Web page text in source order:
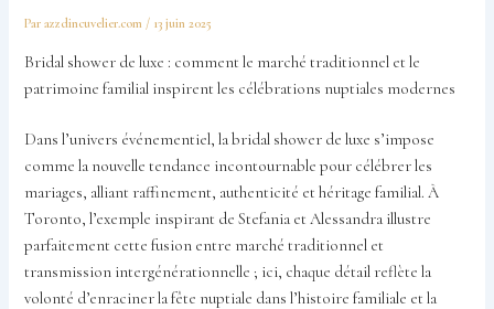
Parazzdincuvelier.com / 13 juin 2025
Bridal shower de luxe : comment le marché traditionnel et le
patrimoine familial inspirent les célébrations nuptiales modernes
Dans l’univers événementiel, la bridal shower de luxe s’impose
comme la nouvelle tendance incontournable pour célébrer les
mariages, alliant raffinement, authenticité et héritage familial. À
Toronto, l’exemple inspirant de Stefania et Alessandra illustre
parfaitement cette fusion entre marché traditionnel et
transmission intergénérationnelle ; ici, chaque détail reflète la
volonté d’enraciner la fête nuptiale dans l’histoire familiale et la